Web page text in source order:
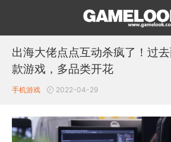
出海大佬点点互动杀疯了！过
款游戏，多品类开花
手机游戏 2022-04-29